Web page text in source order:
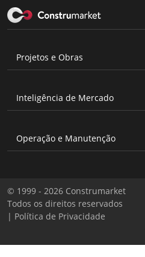
Projetos e Obras
Inteligência de Mercado
Operação e Manutenção
© 1999 - 2026 Construmarket
Todos os direitos reservados
| Política de Privacidade